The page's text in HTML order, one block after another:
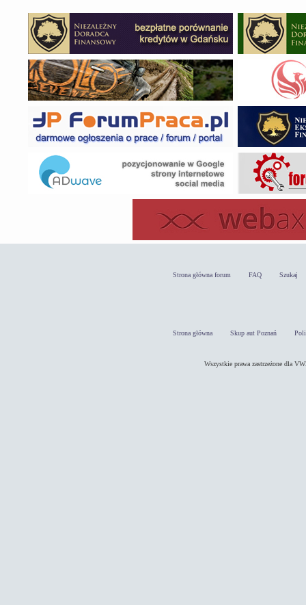
Strona główna forum FAQ Szukaj
Strona główna Skup aut Poznań
Wszystkie prawa zastrzeżone dla